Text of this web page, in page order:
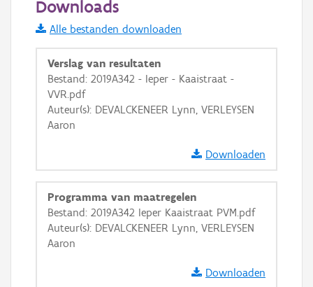
Informatie Vlaanderen
i
+
Basis Lagen
OSM-Basiskaart
Downloads
Alle bestanden downloaden
Verslag van resultaten
Bestand: 2019A342 - Ieper - Kaaistraat -
VVR.pdf
Auteur(s): DEVALCKENEER Lynn, VERLEYSEN
Aaron
Downloaden
Programma van maatregelen
Bestand: 2019A342 Ieper Kaaistraat PVM.pdf
Auteur(s): DEVALCKENEER Lynn, VERLEYSEN
Aaron
Downloaden